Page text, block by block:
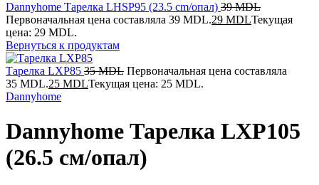
Dannyhome Тарелка LHSP95 (23.5 cm/опал) 39MDL
Первоначальная цена составляла 39 MDL.29 MDLТекущая
цена: 29 MDL.
Вернуться к продуктам
Тарелка LXP85 35MDL Первоначальная цена составляла
35 MDL.25 MDLТекущая цена: 25 MDL.
Dannyhome
Dannyhome Тарелка LXP105
(26.5 cм/опал)